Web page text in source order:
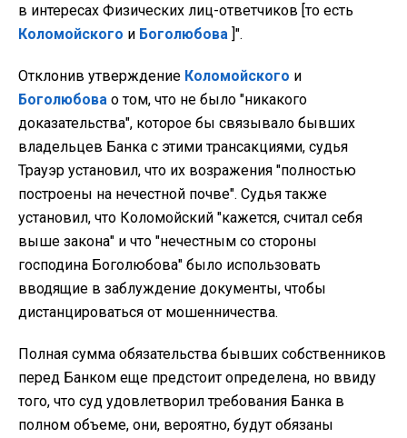
в интересах Физических лиц-ответчиков [то есть
Коломойского и Боголюбова ]".
Отклонив утверждение Коломойского и
Боголюбова о том, что не было "никакого
доказательства", которое бы связывало бывших
владельцев Банка с этими трансакциями, судья
Трауэр установил, что их возражения "полностью
построены на нечестной почве". Судья также
установил, что Коломойский "кажется, считал себя
выше закона" и что "нечестным со стороны
господина Боголюбова" было использовать
вводящие в заблуждение документы, чтобы
дистанцироваться от мошенничества.
Полная сумма обязательства бывших собственников
перед Банком еще предстоит определена, но ввиду
того, что суд удовлетворил требования Банка в
полном объеме, они, вероятно, будут обязаны